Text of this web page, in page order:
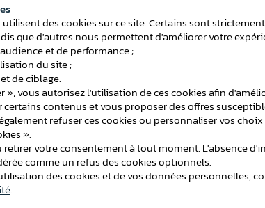
4x4 à
automatique]
des cookies sur ce site. Certains sont
que d'autres nous permettent d'améliorer votre
et de performance ;
du site ;
de ciblage.
», vous autorisez l'utilisation de ces cookies afin
contenus et vous proposer des offres
refuser ces cookies ou personnaliser vos
».
votre consentement à tout moment. L'absence
comme un refus des cookies optionnels.
des cookies et de vos données personnelles,
.